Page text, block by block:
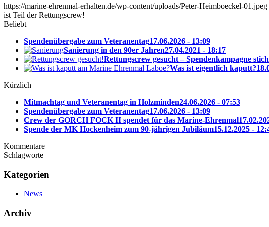
https://marine-ehrenmal-erhalten.de/wp-content/uploads/Peter-Heimboeckel-01.jpeg
ist Teil der Rettungscrew!
Beliebt
Spendenübergabe zum Veteranentag17.06.2026 - 13:09
Sanierung in den 90er Jahren27.04.2021 - 18:17
Rettungscrew gesucht – Spendenkampagne
Was ist eigentlich kaputt?
Kürzlich
Mitmachtag und Veteranentag in Holzminden24.06.2026 - 07:53
Spendenübergabe zum Veteranentag17.06.2026 - 13:09
Crew der GORCH FOCK II spendet für das Marine-Ehrenmal
Spende der MK Hockenheim zum 90-jährigen Jubiläum15.12.2025 -
Kommentare
Schlagworte
Kategorien
News
Archiv